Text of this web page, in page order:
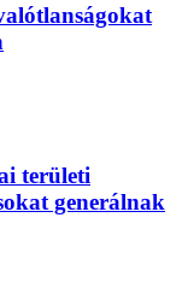
területi
generálnak